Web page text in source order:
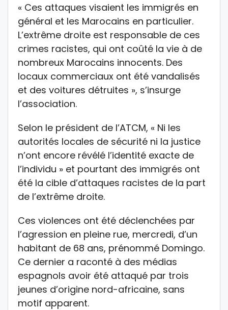
« Ces attaques visaient les immigrés en
général et les Marocains en particulier.
L’extrême droite est responsable de ces
crimes racistes, qui ont coûté la vie à de
nombreux Marocains innocents. Des
locaux commerciaux ont été vandalisés
et des voitures détruites », s’insurge
l’association.
Selon le président de l’ATCM, « Ni les
autorités locales de sécurité ni la justice
n’ont encore révélé l’identité exacte de
l’individu » et pourtant des immigrés ont
été la cible d’attaques racistes de la part
de l’extrême droite.
Ces violences ont été déclenchées par
l’agression en pleine rue, mercredi, d’un
habitant de 68 ans, prénommé Domingo.
Ce dernier a raconté à des médias
espagnols avoir été attaqué par trois
jeunes d’origine nord-africaine, sans
motif apparent.